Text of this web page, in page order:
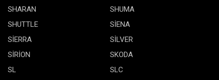
SHARAN
SHUMA
SHUTTLE
SİENA
SİERRA
SİLVER
SİRİON
SKODA
SL
SLC